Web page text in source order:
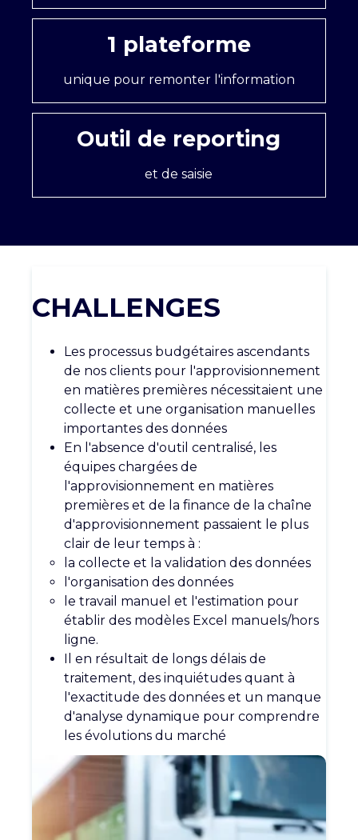
1 plateforme
unique pour remonter l'information
Outil de reporting
et de saisie
CHALLENGES
Les processus budgétaires ascendants
de nos clients pour l'approvisionnement
en matières premières nécessitaient une
collecte et une organisation manuelles
importantes des données
En l'absence d'outil centralisé, les
équipes chargées de
l'approvisionnement en matières
premières et de la finance de la chaîne
d'approvisionnement passaient le plus
clair de leur temps à :
la collecte et la validation des données
l'organisation des données
le travail manuel et l'estimation pour
établir des modèles Excel manuels/hors
ligne.
Il en résultait de longs délais de
traitement, des inquiétudes quant à
l'exactitude des données et un manque
d'analyse dynamique pour comprendre
les évolutions du marché